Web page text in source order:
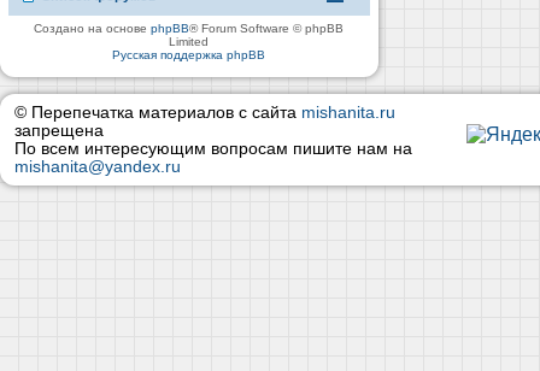
Создано на основеphpBB® Forum Software © phpBB
Limited
Русская поддержка phpBB
© Перепечатка материалов с сайта mishanita.ru
запрещена
По всем интересующим вопросам пишите нам на
mishanita@yandex.ru